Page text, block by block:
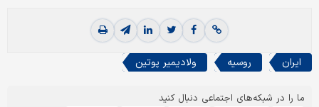
ایران روسیه ولادیمیر پوتین
ما را در شبکه‌های اجتماعی دنبال کنید